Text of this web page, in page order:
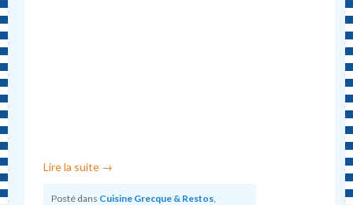
Lire la suite →
Posté dans Cuisine Grecque & Restos